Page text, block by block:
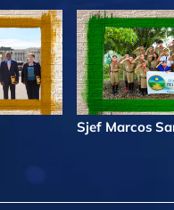
Sjef Marcos